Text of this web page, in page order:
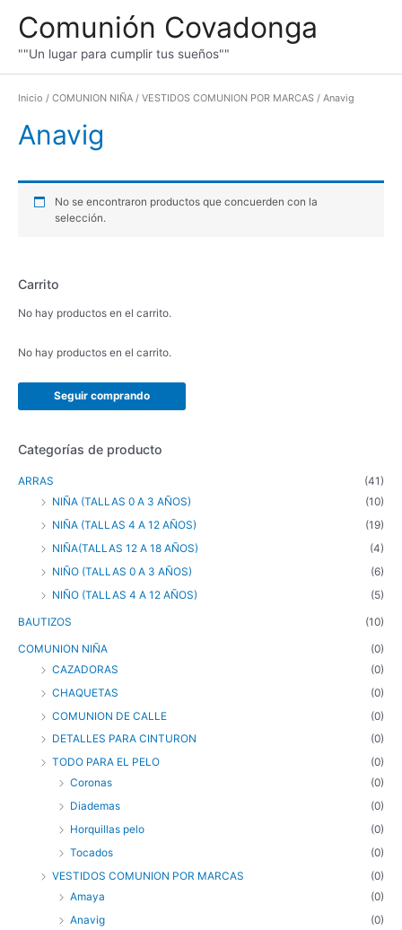
contenido
Comunión Covadonga
""Un lugar para cumplir tus sueños""
Inicio / COMUNION NIÑA / VESTIDOS COMUNION POR MARCAS / Anavig
Anavig
No se encontraron productos que concuerden con la
selección.
Carrito
No hay productos en el carrito.
No hay productos en el carrito.
Seguir comprando
Categorías de producto
ARRAS
(41)
NIÑA (TALLAS 0 A 3 AÑOS)
(10)
NIÑA (TALLAS 4 A 12 AÑOS)
(19)
NIÑA(TALLAS 12 A 18 AÑOS)
(4)
NIÑO (TALLAS 0 A 3 AÑOS)
(6)
NIÑO (TALLAS 4 A 12 AÑOS)
(5)
BAUTIZOS (10)
COMUNION NIÑA
(0)
CAZADORAS
(0)
CHAQUETAS
(0)
COMUNION DE CALLE
(0)
DETALLES PARA CINTURON
(0)
TODO PARA EL PELO
(0)
Coronas
(0)
Diademas
(0)
Horquillas pelo
(0)
Tocados
(0)
VESTIDOS COMUNION POR MARCAS
(0)
Amaya
(0)
Anavig
(0)